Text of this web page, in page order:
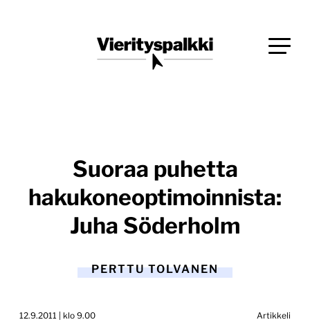
Vierityspalkki.fi
Suoraa puhetta
hakukoneoptimoinnista:
Juha Söderholm
PERTTU TOLVANEN
12.9.2011 | klo 9.00 Artikkeli